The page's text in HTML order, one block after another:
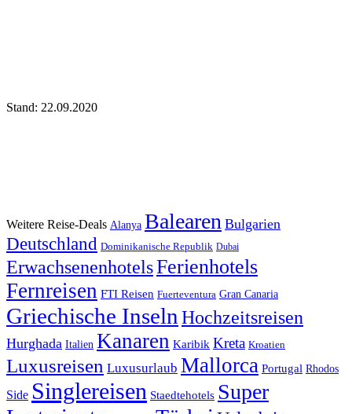
Stand: 22.09.2020
Weitere Reise-Deals Alanya Balearen Bulgarien
Deutschland Dominikanische Republik Dubai
ErwachsenenhotelsFerienhotels
Fernreisen FTI Reisen Fuerteventura Gran Canaria
Griechische Inseln Hochzeitsreisen
Hurghada Italien Kanaren Karibik Kreta Kroatien
Luxusreisen Luxusurlaub Mallorca Portugal Rhodos
Side Singlereisen Staedtehotels Super